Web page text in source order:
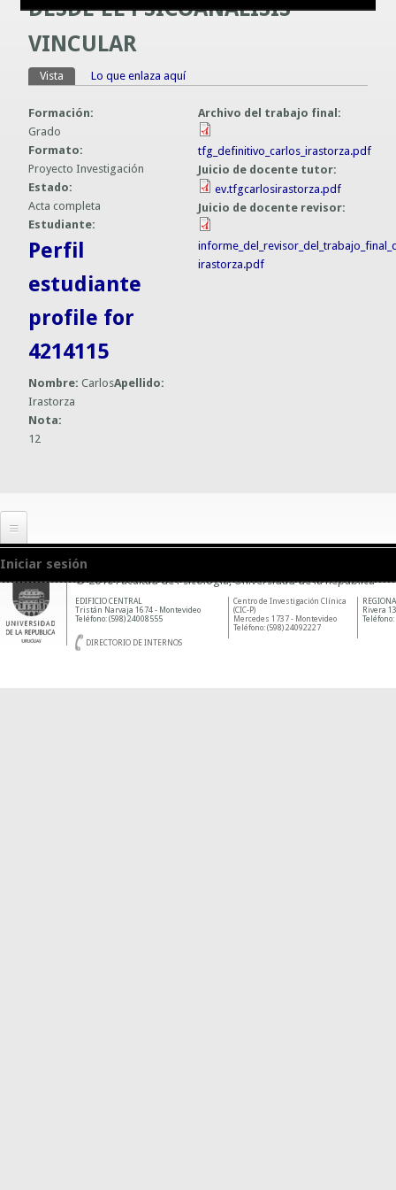
Guías UCO
DESDE EL PSICOANÁLISIS
VINCULAR
Solapas principales
Vista (solapa activa)
Lo que enlaza aquí
Formación:
Grado
Formato:
Proyecto Investigación
Estado:
Acta completa
Estudiante:
Perfil
estudiante
profile for
4214115
Nombre:CarlosApellido:
Irastorza
Nota:
12
Archivo del trabajo final:
tfg_definitivo_carlos_irastorza.pdf
Juicio de docente tutor:
ev.tfgcarlosirastorza.pdf
Juicio de docente revisor:
irastorza.pdf
Iniciar sesión
© 2010 Facultad de Psicología, Universidad de la República
Rivera
Teléfono:
Centro de Investigación Clínica
(CIC-P)
Mercedes 1737 - Montevideo
Teléfono: (598) 24092227
EDIFICIO CENTRAL
Tristán Narvaja 1674 - Montevideo
Teléfono: (598) 24008555
DIRECTORIO DE INTERNOS